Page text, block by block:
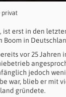
privat
erst in den
Boom in
vor 25
jedoch
war, blieb er mit
gründete.